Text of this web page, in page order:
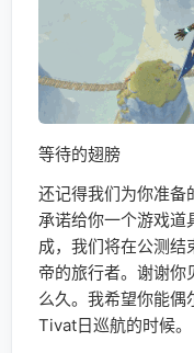
等待的翅膀
还记得我们为你准备
承诺给你一个游戏道
成，我们将在公测结
帝的旅行者。谢谢你
么久。我希望你能偶
Tivat日巡航的时候。